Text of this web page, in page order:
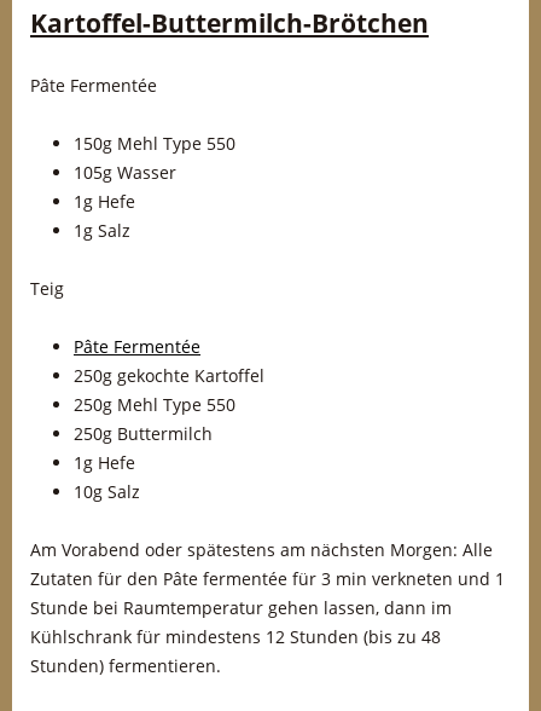
Kartoffel-Buttermilch-Brötchen
Pâte Fermentée
150g Mehl Type 550
105g Wasser
1g Hefe
1g Salz
Teig
Pâte Fermentée
250g gekochte Kartoffel
250g Mehl Type 550
250g Buttermilch
1g Hefe
10g Salz
Am Vorabend oder spätestens am nächsten Morgen: Alle
Zutaten für den Pâte fermentée für 3 min verkneten und 1
Stunde bei Raumtemperatur gehen lassen, dann im
Kühlschrank für mindestens 12 Stunden (bis zu 48
Stunden) fermentieren.